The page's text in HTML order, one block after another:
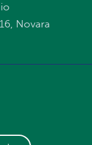
Novara